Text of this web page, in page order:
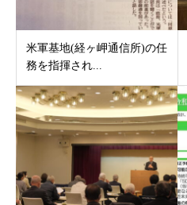
米軍基地(経ヶ岬通信所)の任
務を指揮され...